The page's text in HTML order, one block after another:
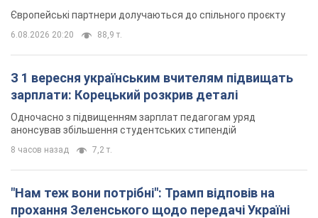
Європейські партнери долучаються до спільного проєкту
6.08.2026 20:20 88,9 т.
З 1 вересня українським вчителям підвищать
зарплати: Корецький розкрив деталі
Одночасно з підвищенням зарплат педагогам уряд
анонсував збільшення студентських стипендій
8 часов назад 7,2 т.
"Нам теж вони потрібні": Трамп відповів на
прохання Зеленського щодо передачі Україні